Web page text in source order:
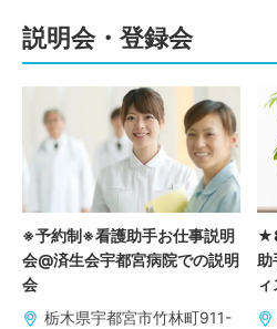
説明会・登録会
※予約制※看護助手お仕事説明
会@済生会宇都宮病院での説明
会
栃木県宇都宮市竹林町911-
助